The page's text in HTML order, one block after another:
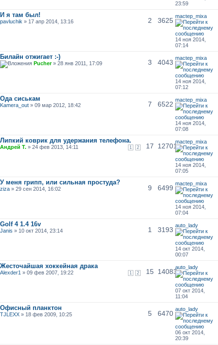
23:59
И я там был!
pavluchik » 17 апр 2014, 13:16 2 3625
mactep_mixa
14 ноя 2014,
07:14
Билайн отжигает :-)
Pucher» 28 янв 2011, 17:09 3 4043
mactep_mixa
14 ноя 2014,
07:12
Ода сиськам
Kamera_out » 09 мар 2012, 18:42 7 6522
mactep_mixa
14 ноя 2014,
07:08
Липкий коврик для удержания телефона.
1 2
Андрей Т. » 24 фев 2013, 14:11 17 12701
mactep_mixa
14 ноя 2014,
07:05
У меня грипп, или сильная простуда?
ziza » 29 сен 2014, 16:02 9 6499
mactep_mixa
14 ноя 2014,
07:04
Golf 4 1.4 16v
Janis » 10 окт 2014, 23:14 1 3193
auto_lady
14 окт 2014,
00:07
Жесточайшая хоккейная драка
1 2
Alexder1 » 09 фев 2007, 19:22 15 14083
auto_lady
07 окт 2014,
11:04
Офисный планктон
TJLEXX » 18 фев 2009, 10:25 5 6470
auto_lady
06 окт 2014,
20:39